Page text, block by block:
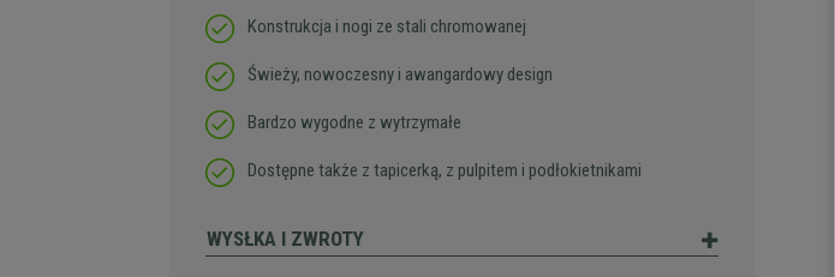
Konstrukcja i nogi ze stali chromowanej
Świeży, nowoczesny i awangardowy design
Bardzo wygodne z wytrzymałe
Dostępne także z tapicerką, z pulpitem i podłokietnikami
WYSŁKA I ZWROTY